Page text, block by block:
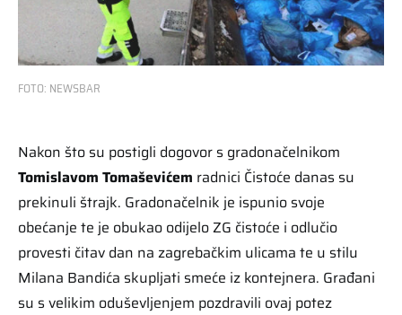
FOTO: NEWSBAR
Nakon što su postigli dogovor s gradonačelnikom
Tomislavom Tomaševićem radnici Čistoće danas su
prekinuli štrajk. Gradonačelnik je ispunio svoje
obećanje te je obukao odijelo ZG čistoće i odlučio
provesti čitav dan na zagrebačkim ulicama te u stilu
Milana Bandića skupljati smeće iz kontejnera. Građani
su s velikim oduševljenjem pozdravili ovaj potez